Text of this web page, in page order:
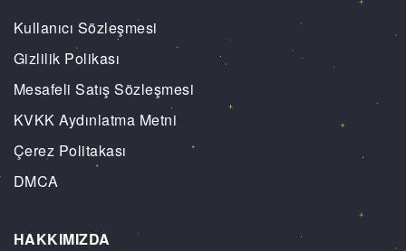
Kullanıcı Sözleşmesi
Gizlilik Polikası
Mesafeli Satış Sözleşmesi
KVKK Aydınlatma Metni
Çerez Politakası
DMCA
HAKKIMIZDA